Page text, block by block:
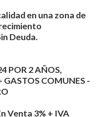
en una zona de
Deuda.
POR 2 AÑOS,
GASTOS COMUNES -
Venta 3% + IVA